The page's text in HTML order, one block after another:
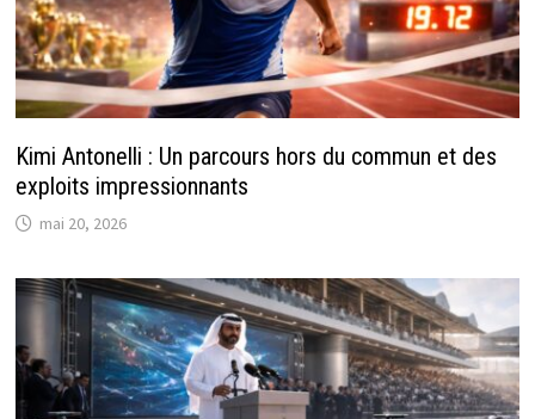
Kimi Antonelli : Un parcours hors du commun et des
exploits impressionnants
mai 20, 2026